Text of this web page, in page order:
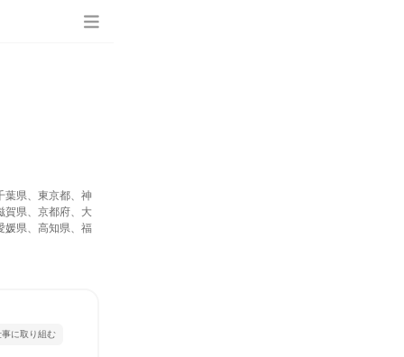
葉県、東京都、神
賀県、京都府、大
媛県、高知県、福
に取り組む